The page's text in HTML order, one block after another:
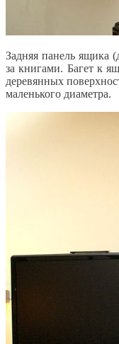
Задняя панель ящика
за книгами. Багет к
деревянных
маленького диаметра.